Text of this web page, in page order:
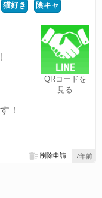
猫好き 陰キャ
QRコードを
見る
！
7年前
削除申請